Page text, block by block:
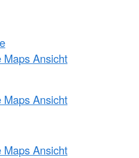
Maps Ansicht
Maps Ansicht
Maps Ansicht